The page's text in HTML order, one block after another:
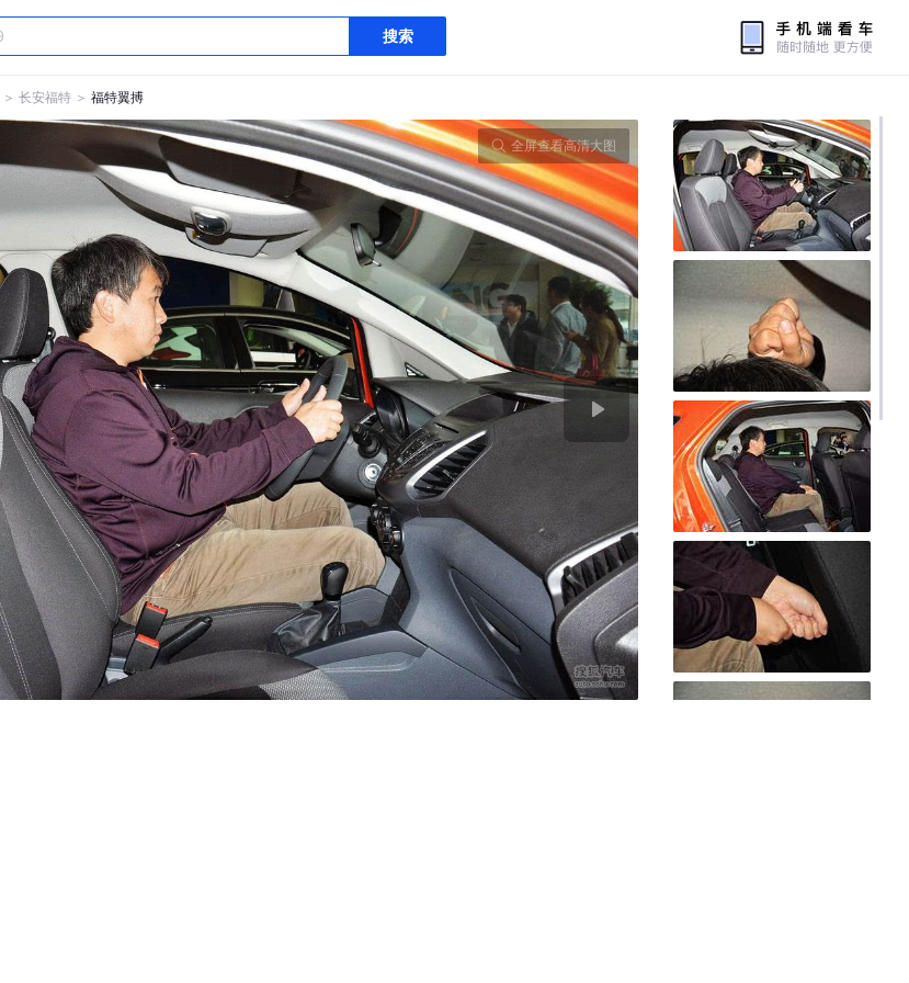
搜索
＞ 长安福特 ＞ 福特翼搏
全屏查看高清大图